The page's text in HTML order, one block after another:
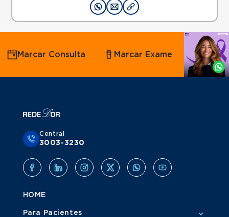
Agende
por
Whatsapp
Marcar Consulta Marcar Exame
Central
3003-3230
HOME
Para Pacientes